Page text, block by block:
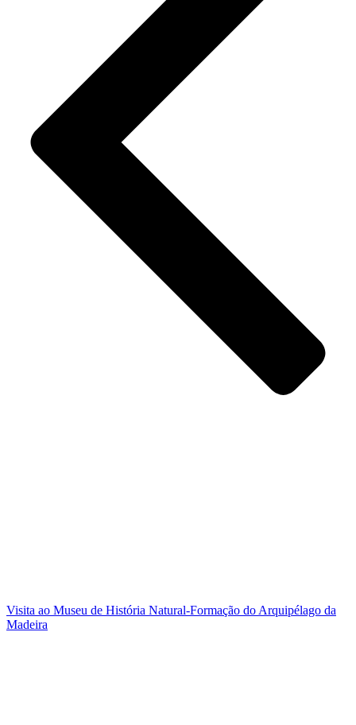
Visita ao Museu de História Natural-Formação do Arquipélago da
Madeira